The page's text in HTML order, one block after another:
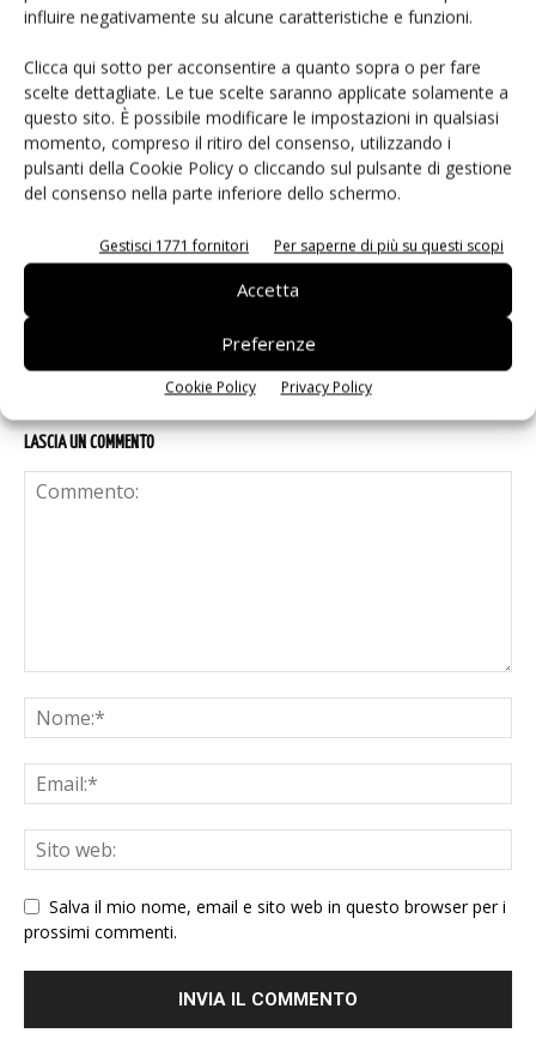
influire negativamente su alcune caratteristiche e funzioni.
Clicca qui sotto per acconsentire a quanto sopra o per fare
scelte dettagliate. Le tue scelte saranno applicate solamente a
questo sito. È possibile modificare le impostazioni in qualsiasi
momento, compreso il ritiro del consenso, utilizzando i
pulsanti della Cookie Policy o cliccando sul pulsante di gestione
del consenso nella parte inferiore dello schermo.
Gestisci 1771 fornitori Per saperne di più su questi scopi
Accetta
Preferenze
Cookie Policy Privacy Policy
IA autonoma: la fiducia diventa
Smart home: la sfida passa da
sicurezza e interoperabilità
Siemens e NVIDIA insieme sull’IA
agentica per l’EDA
LASCIA UN COMMENTO
Salva il mio nome, email e sito web in questo browser per i
prossimi commenti.